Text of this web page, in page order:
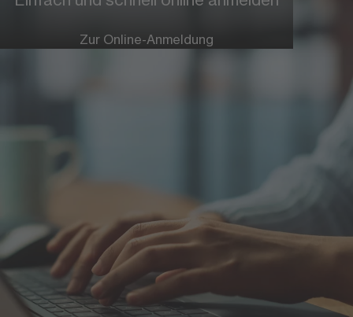
Zur Online-Anmeldung
Hochschule
Eine Hochschule besonderen Formats
Leitbild